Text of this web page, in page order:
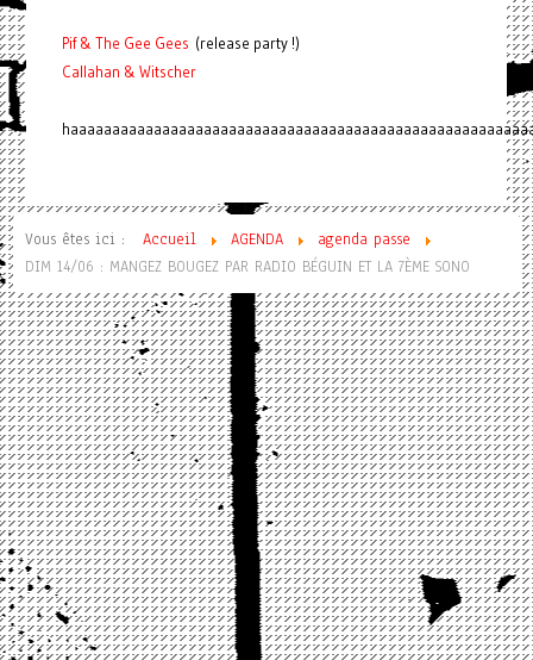
Pif& The Gee Gees (release party !)
Callahan & Witscher
Vous êtes ici : Accueil AGENDA
agenda passe
DIM 14/06 : MANGEZ BOUGEZ PAR RADIO BÉGUIN ET LA 7ÈME SONO